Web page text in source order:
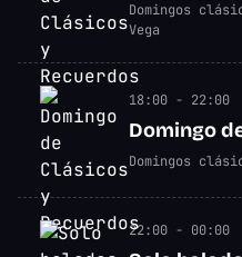
Domingos
Vega
18:00 - 22:00
Domingo
Domingos
22:00 - 00:00